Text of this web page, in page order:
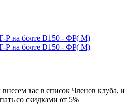
Р на болте D150 - ФР( М)
Р на болте D150 - ФР( М)
вас в список Членов клуба, и
со скидками от 5%